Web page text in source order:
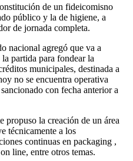
de un fideicomisno
público y la de higiene, a
de jornada completa.
nacional agregó que va a
partida para fondear la
municipales, destinada a
no se encuentra operativa
con fecha anterior a
propuso la creación de un área
técnicamente a los
continuas en packaging ,
line, entre otros temas.